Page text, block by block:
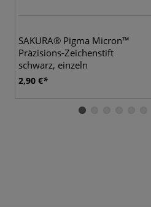
SAKURA® Pigma Micron™
Präzisions-Zeichenstift
schwarz, einzeln
2,90 €